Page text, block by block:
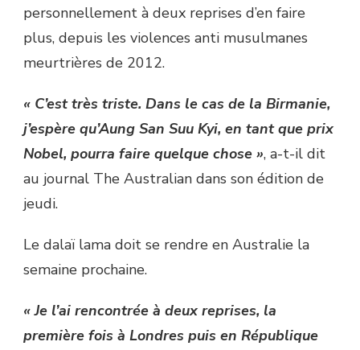
personnellement à deux reprises d’en faire
plus, depuis les violences anti musulmanes
meurtrières de 2012.
« C’est très triste. Dans le cas de la Birmanie,
j’espère qu’Aung San Suu Kyi, en tant que prix
Nobel, pourra faire quelque chose », a-t-il dit
au journal The Australian dans son édition de
jeudi.
Le dalaï lama doit se rendre en Australie la
semaine prochaine.
« Je l’ai rencontrée à deux reprises, la
première fois à Londres puis en République